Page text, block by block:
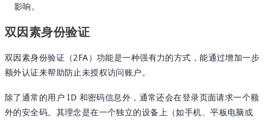
影响。
双因素身份验证
双因素身份验证（2FA）功能是一种强有力的方式，能通过增加一步
额外认证来帮助防止未授权访问账户。
除了通常的用户 ID 和密码信息外，通常还会在登录页面请求一个额
外的安全码。其理念是在一个独立的设备上（如手机、平板电脑或